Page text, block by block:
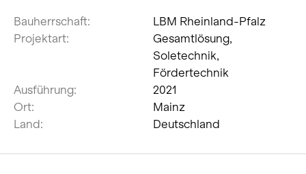
Bauherrschaft:
LBM Rheinland-Pfalz
Projektart:
Gesamtlösung,
Soletechnik,
Fördertechnik
Ausführung:
2021
Ort:
Mainz
Land:
Deutschland